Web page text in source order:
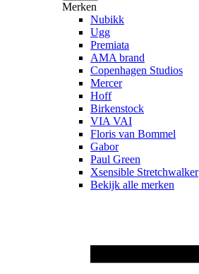
Merken
Nubikk
Ugg
Premiata
AMA brand
Copenhagen Studios
Mercer
Hoff
Birkenstock
VIA VAI
Floris van Bommel
Gabor
Paul Green
Xsensible Stretchwalker
Bekijk alle merken